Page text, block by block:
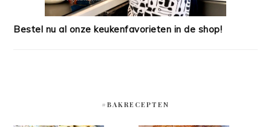
Bestel nu al onze keukenfavorieten in de shop!
#BAKRECEPTEN